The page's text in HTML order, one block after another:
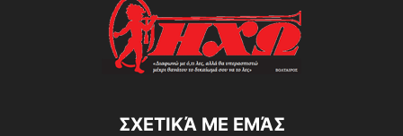
ΣΧΕΤΙΚΆ ΜΕ ΕΜΆΣ